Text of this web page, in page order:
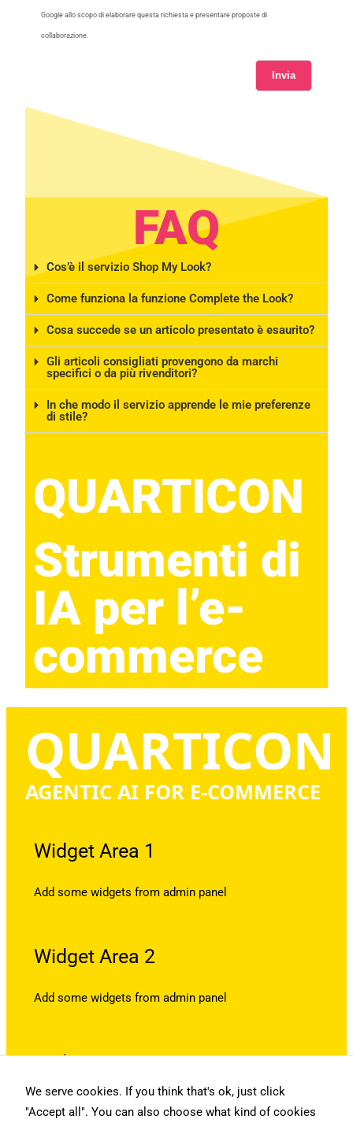
Google allo scopo di elaborare questa richiesta e presentare proposte di
collaborazione.
Invia
FAQ
Cos’è il servizio Shop My Look?
Come funziona la funzione Complete the Look?
Cosa succede se un articolo presentato è esaurito?
Gli articoli consigliati provengono da marchi
specifici o da più rivenditori?
In che modo il servizio apprende le mie preferenze
di stile?
QUARTICON​
Strumenti di
IA per l’e-
commerce
QUARTICON
AGENTIC AI FOR E-COMMERCE
We serve cookies. If you think that's ok, just click
"Accept all". You can also choose what kind of cookies
Widget Area 1
Add some widgets from admin panel
Widget Area 2
Add some widgets from admin panel
Widget Area 3
Add some widgets from admin panel